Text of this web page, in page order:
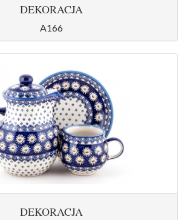
DEKORACJA
A166
DEKORACJA